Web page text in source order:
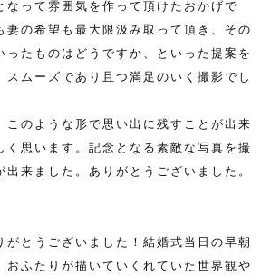
なって雰囲気を作って頂けたおかげで
妻の希望も最大限汲み取って頂き、その
ったものはどうですか、といった提案を
スムーズであり且つ満足のいく撮影でし
このような形で思い出に残すことが出来
く思います。記念となる素敵な写真を撮
出来ました。ありがとうございました。
がとうございました！結婚式当日の早朝
おふたりが描いていくれていた世界観や